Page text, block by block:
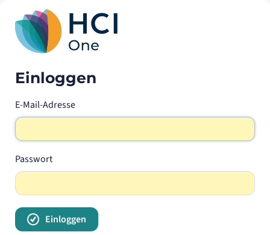
Einloggen
E-Mail-Adresse
Passwort
Einloggen